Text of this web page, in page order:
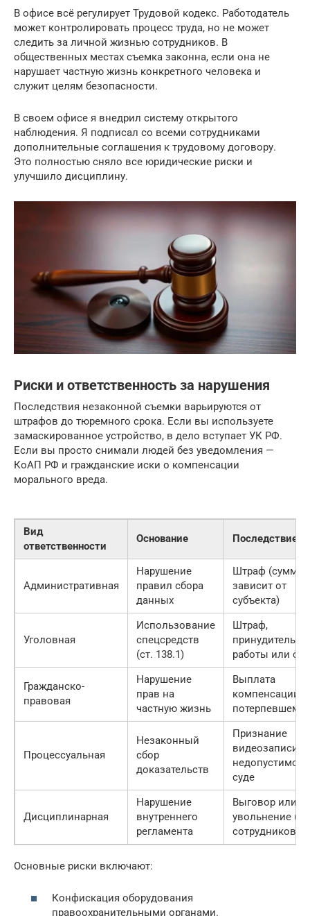
В офисе всё регулирует Трудовой кодекс. Работодатель
может контролировать процесс труда, но не может
следить за личной жизнью сотрудников. В
общественных местах съемка законна, если она не
нарушает частную жизнь конкретного человека и
служит целям безопасности.
В своем офисе я внедрил систему открытого
наблюдения. Я подписал со всеми сотрудниками
дополнительные соглашения к трудовому договору.
Это полностью сняло все юридические риски и
улучшило дисциплину.
Риски и ответственность за нарушения
Последствия незаконной съемки варьируются от
штрафов до тюремного срока. Если вы используете
замаскированное устройство, в дело вступает УК РФ.
Если вы просто снимали людей без уведомления —
КоАП РФ и гражданские иски о компенсации
морального вреда.
Вид
ответственности
Основание Последствие
Административная
Нарушение
правил сбора
данных
Штраф (сумма
зависит от
субъекта)
Уголовная
Использование
спецсредств
(ст. 138.1)
Штраф,
работы или
Гражданско-
правовая
Нарушение
прав на
частную жизнь
Выплата
компенсации
потерпевшему
Процессуальная
Незаконный
сбор
доказательств
Признание
видеозаписи
недопустимой
суде
Дисциплинарная
Нарушение
внутреннего
регламента
Выговор или
увольнение
сотрудников)
Основные риски включают:
Конфискация оборудования
правоохранительными органами.